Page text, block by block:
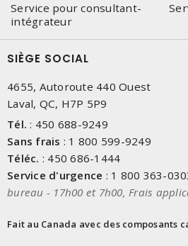
Service pour consultant-
intégrateur
SIÈGE SOCIAL
4655, Autoroute 440 Ouest
Laval, QC, H7P 5P9
Tél. : 450 688-9249
Sans frais : 1 800 599-9249
Téléc. : 450 686-1444
Service d'urgence : 1 800 363-
bureau - 17h00 et 7h00, Frais
Fait au Canada avec des composants